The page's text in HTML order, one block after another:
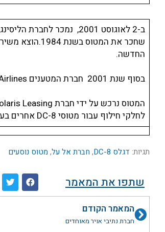
החדשה.
בסוף שנת 2001 חברת המטענים Emery Worldwide Airlines פשטה את הרגל.
לחלקי חילוף עבור מטוסי DC-8 אחרים בעולם. נגרט בש"ת רוזוול בשנת 2004. ב-26 לאפריל 2005 בוטל רישומו האמריקאי.
תגיות: דגלס DC-8 , חברת אל על,מטוס נוסעים
שתפו את המאמר
קודםהמאמר הקודם
חברת נתיבי אויר מאוחדים